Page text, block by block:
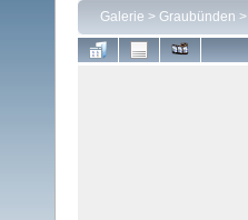
Galerie > Graubünden >